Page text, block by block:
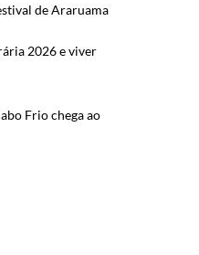
de Araruama
2026 e viver
Frio chega ao